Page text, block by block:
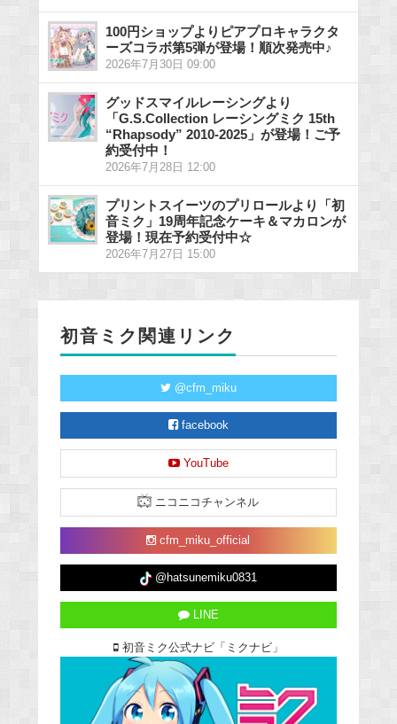
100円ショップよりピアプロキャラクタ
ーズコラボ第5弾が登場！順次発売中♪
2026年7月30日 09:00
グッドスマイルレーシングより
「G.S.Collection レーシングミク 15th
“Rhapsody” 2010-2025」が登場！ご予
約受付中！
2026年7月28日 12:00
プリントスイーツのプリロールより「初
音ミク」19周年記念ケーキ＆マカロンが
登場！現在予約受付中☆
2026年7月27日 15:00
初音ミク関連リンク
@cfm_miku
facebook
YouTube
ニコニコチャンネル
cfm_miku_official
@hatsunemiku0831
LINE
初音ミク公式ナビ「ミクナビ」